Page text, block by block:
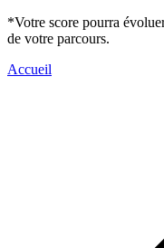
*Votre score pourra
de votre parcours.
Accueil